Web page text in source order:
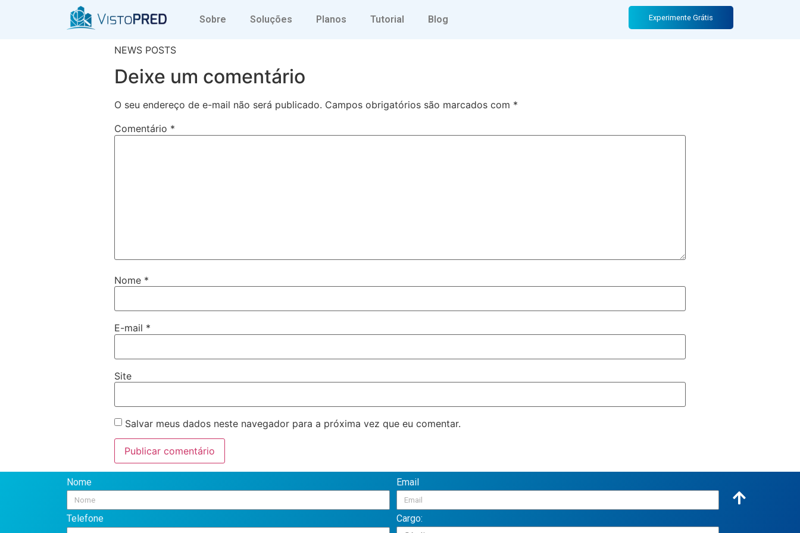
Sobre Soluções Planos Tutorial Blog Experimente Grátis
New
NEWS POSTS
Deixe um comentário
O seu endereço de e-mail não será publicado. Campos obrigatórios são marcados com *
Comentário *
Nome *
E-mail *
Site
Salvar meus dados neste navegador para a próxima vez que eu comentar.
Nome Email
Telefone Cargo: